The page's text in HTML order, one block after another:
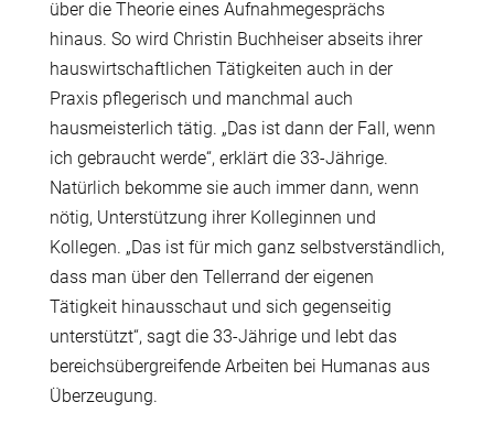
über die Theorie eines Aufnahmegesprächs
hinaus. So wird Christin Buchheiser abseits ihrer
hauswirtschaftlichen Tätigkeiten auch in der
Praxis pflegerisch und manchmal auch
hausmeisterlich tätig. „Das ist dann der Fall, wenn
ich gebraucht werde“, erklärt die 33-Jährige.
Natürlich bekomme sie auch immer dann, wenn
nötig, Unterstützung ihrer Kolleginnen und
Kollegen. „Das ist für mich ganz selbstverständlich,
dass man über den Tellerrand der eigenen
Tätigkeit hinausschaut und sich gegenseitig
unterstützt“, sagt die 33-Jährige und lebt das
bereichsübergreifende Arbeiten bei Humanas aus
Überzeugung.